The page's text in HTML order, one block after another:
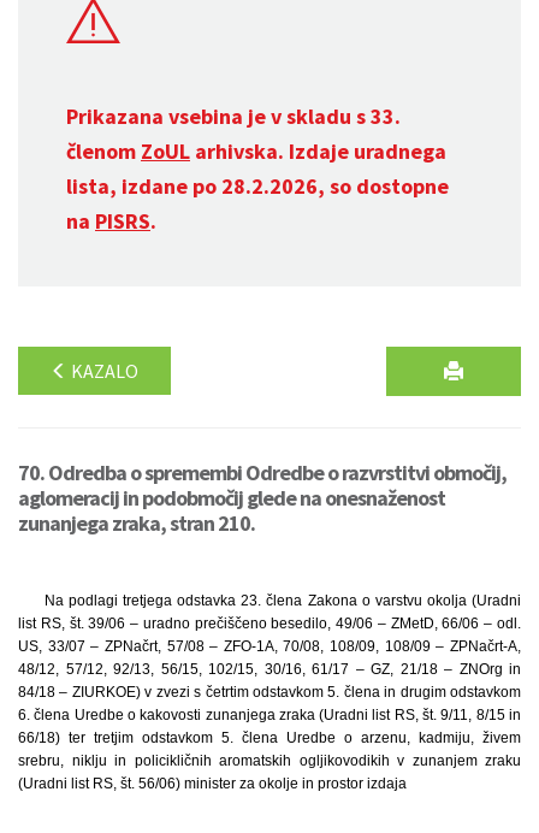
Prikazana vsebina je v skladu s 33.
členom ZoUL arhivska. Izdaje uradnega
lista, izdane po 28.2.2026, so dostopne
na PISRS.
KAZALO
70. Odredba o spremembi Odredbe o razvrstitvi območij,
aglomeracij in podobmočij glede na onesnaženost
zunanjega zraka, stran 210.
Na podlagi tretjega odstavka 23. člena Zakona o varstvu okolja (Uradni
list RS, št. 39/06 – uradno prečiščeno besedilo, 49/06 – ZMetD, 66/06 – odl.
US, 33/07 – ZPNačrt, 57/08 – ZFO-1A, 70/08, 108/09, 108/09 – ZPNačrt-A,
48/12, 57/12, 92/13, 56/15, 102/15, 30/16, 61/17 – GZ, 21/18 – ZNOrg in
84/18 – ZIURKOE) v zvezi s četrtim odstavkom 5. člena in drugim odstavkom
6. člena Uredbe o kakovosti zunanjega zraka (Uradni list RS, št. 9/11, 8/15 in
66/18) ter tretjim odstavkom 5. člena Uredbe o arzenu, kadmiju, živem
srebru, niklju in policikličnih aromatskih ogljikovodikih v zunanjem zraku
(Uradni list RS, št. 56/06) minister za okolje in prostor izdaja